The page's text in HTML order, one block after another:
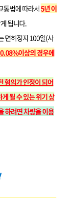
통법에 따라서5년 이
됩니다.
면허정지 100일(사
이상의 경우에
혐의가 인정이 되어
될 수 있는 위기 상
하려면 차량을 이용